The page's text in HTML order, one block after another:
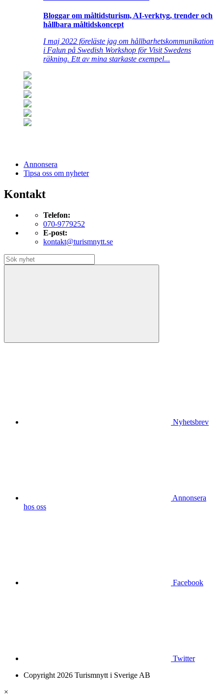
Bloggar om måltidsturism, AI-verktyg, trender och
hållbara måltidskoncept
I maj 2022 föreläste jag om hållbarhetskommunikation
i Falun på Swedish Workshop för Visit Swedens
räkning. Ett av mina starkaste exempel...
Annonsera
Tipsa oss om nyheter
Kontakt
Telefon:
070-9779252
E-post:
kontakt@turismnytt.se
Nyhetsbrev
Annonsera
hos oss
Facebook
Twitter
Copyright 2026 Turismnytt i Sverige AB
×